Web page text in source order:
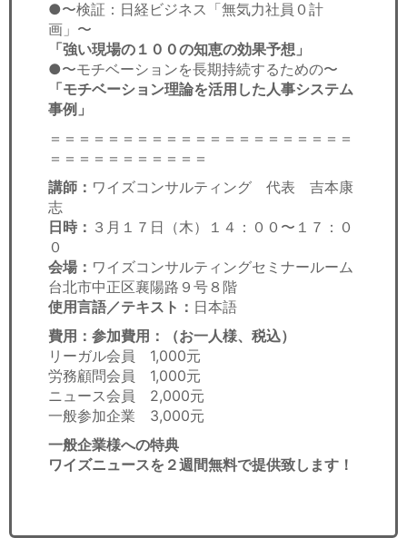
●〜検証：日経ビジネス「無気力社員０計
画」〜
「強い現場の１００の知恵の効果予想」
●〜モチベーションを長期持続するための〜
「モチベーション理論を活用した人事システム
事例」
＝＝＝＝＝＝＝＝＝＝＝＝＝＝＝＝＝＝＝＝＝
＝＝＝＝＝＝＝＝＝＝＝
講師： ワイズコンサルティング 代表 吉本康
志
日時： ３月１７日（木）１４：００〜１７：０
０
会場： ワイズコンサルティングセミナールーム
台北市中正区襄陽路９号８階
使用言語／テキスト： 日本語
費用：参加費用：（お一人様、税込）
リーガル会員 1,000元
労務顧問会員 1,000元
ニュース会員 2,000元
一般参加企業 3,000元
一般企業様への特典
ワイズニュースを２週間無料で提供致します！